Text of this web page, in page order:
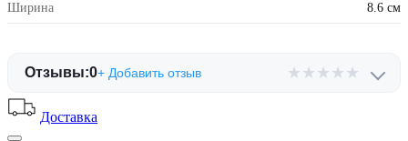
Ширина 8.6 см
Отзывы:0+ Добавить отзыв ★ ★ ★ ★ ★
Доставка